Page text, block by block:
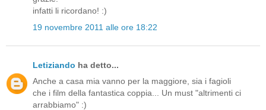
infatti li ricordano! :)
19 novembre 2011 alle ore 18:22
Letiziando ha detto...
Anche a casa mia vanno per la maggiore, sia i fagioli
che i film della fantastica coppia... Un must "altrimenti ci
arrabbiamo" :)